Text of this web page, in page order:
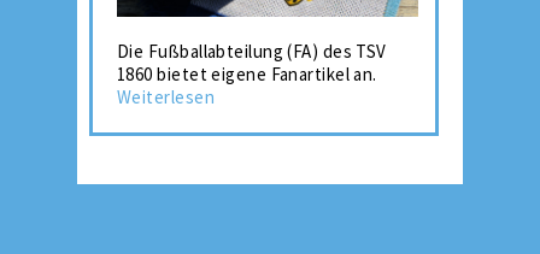
Die Fußballabteilung (FA) des TSV
1860 bietet eigene Fanartikel an.
Weiterlesen